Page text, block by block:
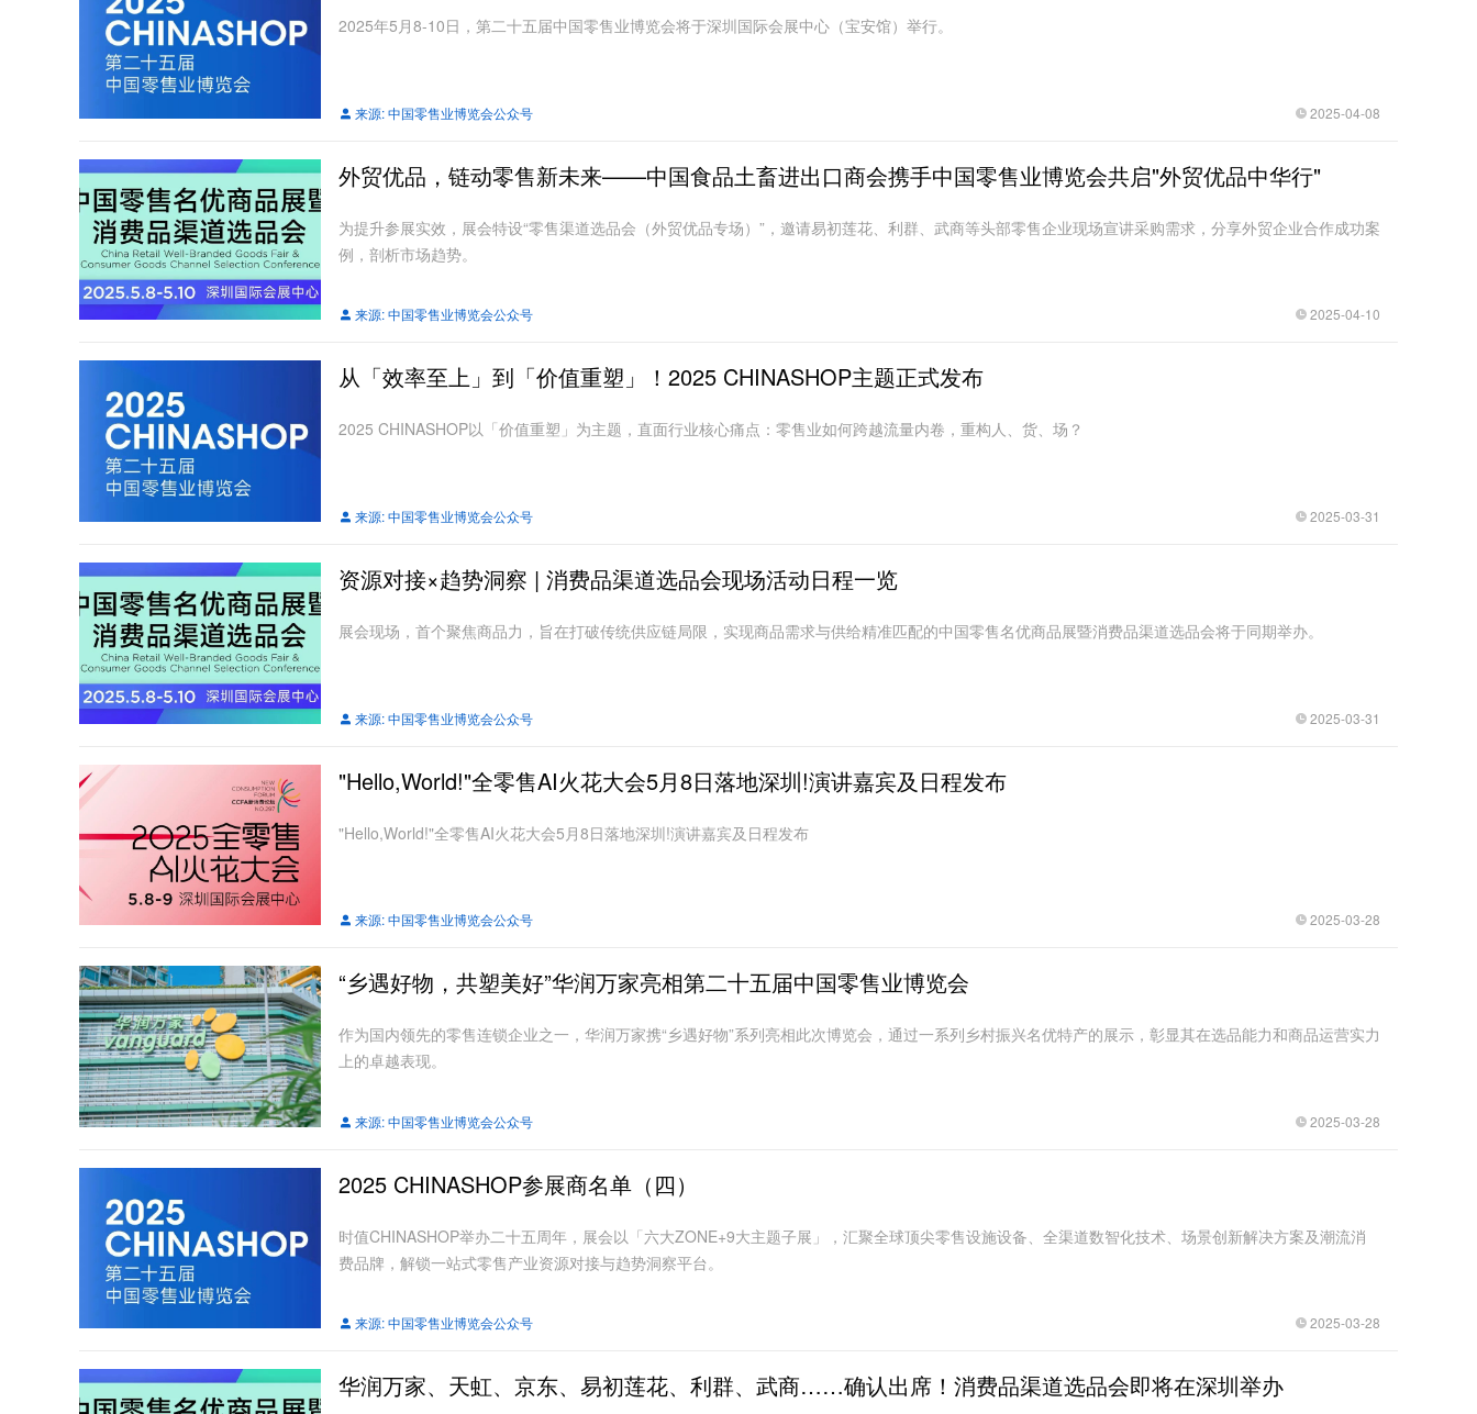
2025年5月8-10日，第二十五届中国零售业博览会将于深圳国际会展中心（宝安馆）举行。
来源:中国零售业博览会公众号 2025-04-08
外贸优品，链动零售新未来——中国食品土畜进出口商会携手中国零售业博览会共启"外贸优品中华行"
为提升参展实效，展会特设“零售渠道选品会（外贸优品专场）”，邀请易初莲花、利群、武商等头部零售企业现场宣讲采购需求，分享外贸企业合作成功案
例，剖析市场趋势。
来源:中国零售业博览会公众号 2025-04-10
从「效率至上」到「价值重塑」！2025 CHINASHOP主题正式发布
2025 CHINASHOP以「价值重塑」为主题，直面行业核心痛点：零售业如何跨越流量内卷，重构人、货、场？
来源:中国零售业博览会公众号 2025-03-31
资源对接×趋势洞察 | 消费品渠道选品会现场活动日程一览
展会现场，首个聚焦商品力，旨在打破传统供应链局限，实现商品需求与供给精准匹配的中国零售名优商品展暨消费品渠道选品会将于同期举办。
来源:中国零售业博览会公众号 2025-03-31
"Hello,World!"全零售AI火花大会5月8日落地深圳!演讲嘉宾及日程发布
"Hello,World!"全零售AI火花大会5月8日落地深圳!演讲嘉宾及日程发布
来源:中国零售业博览会公众号 2025-03-28
“乡遇好物，共塑美好”华润万家亮相第二十五届中国零售业博览会
作为国内领先的零售连锁企业之一，华润万家携“乡遇好物”系列亮相此次博览会，通过一系列乡村振兴名优特产的展示，彰显其在选品能力和商品运营实力
上的卓越表现。
来源:中国零售业博览会公众号 2025-03-28
2025 CHINASHOP参展商名单（四）
时值CHINASHOP举办二十五周年，展会以「六大ZONE+9大主题子展」，汇聚全球顶尖零售设施设备、全渠道数智化技术、场景创新解决方案及潮流消
费品牌，解锁一站式零售产业资源对接与趋势洞察平台。
来源:中国零售业博览会公众号 2025-03-28
华润万家、天虹、京东、易初莲花、利群、武商……确认出席！消费品渠道选品会即将在深圳举办